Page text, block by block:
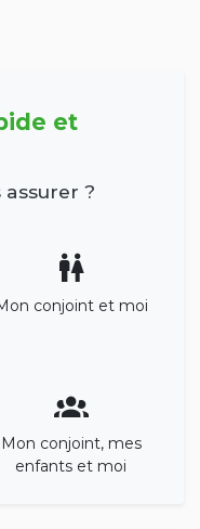
et
assurer ?
conjoint et moi
Mon conjoint, mes
enfants et moi